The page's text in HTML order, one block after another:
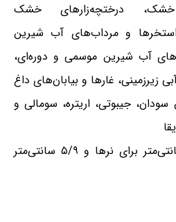
درختچه‌زارهای خشک
استخرها و مرداب‌های آب شیرین
آب شیرین موسمی و دوره‌ای،
غارها و بیابان‌های داغ
جیبوتی، اریتره، سومالی و
بدن به درازای ۵/۳ سانتی‌متر برای نرها و ۵/۹ سانتی‌متر